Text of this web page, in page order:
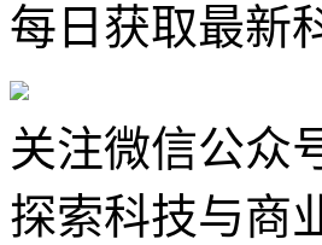
每日获取最新
关注微信公众
探索科技与商